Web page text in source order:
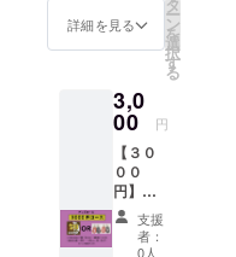
「よみ
とん」
ステッ
詳細を見る ー
ン
を
選
択
す
る
3,0
00 円
【３０
００
円】
グッズ
コース
・お礼
支援
者：
0人